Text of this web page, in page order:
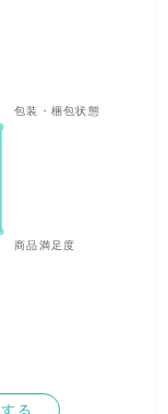
る